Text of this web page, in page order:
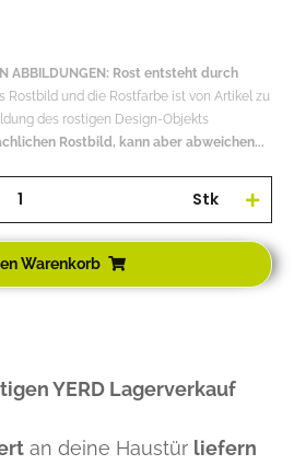
ABBILDUNGEN: Rost entsteht durch
Rostbild und die Rostfarbe ist von Artikel zu
des rostigen Design-Objekts
Rostbild, kann aber abweichen...
Stk
Warenkorb
YERD Lagerverkauf
an deine Haustür liefern